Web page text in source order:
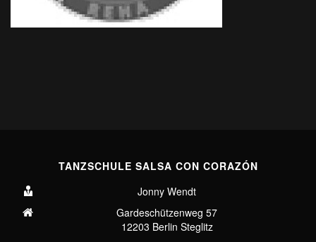
TANZSCHULE SALSA CON CORAZÓN
Jonny Wendt
Gardeschützenweg 57
12203 Berlin Steglitz